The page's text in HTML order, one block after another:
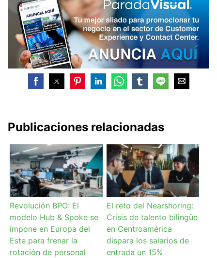
Publicaciones relacionadas
Revolución BPO: El
modelo Hub & Spoke se
impone en Europa del
Este para frenar la
rotación de personal
El reto del Nearshoring:
Crisis de talento bilingüe
en Centroamérica
dispara los salarios de
entrada un 15%